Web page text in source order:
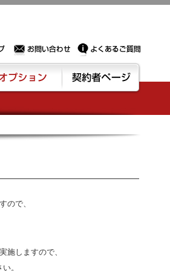
ので、
施しますので、
。
ョン 契約者ページ